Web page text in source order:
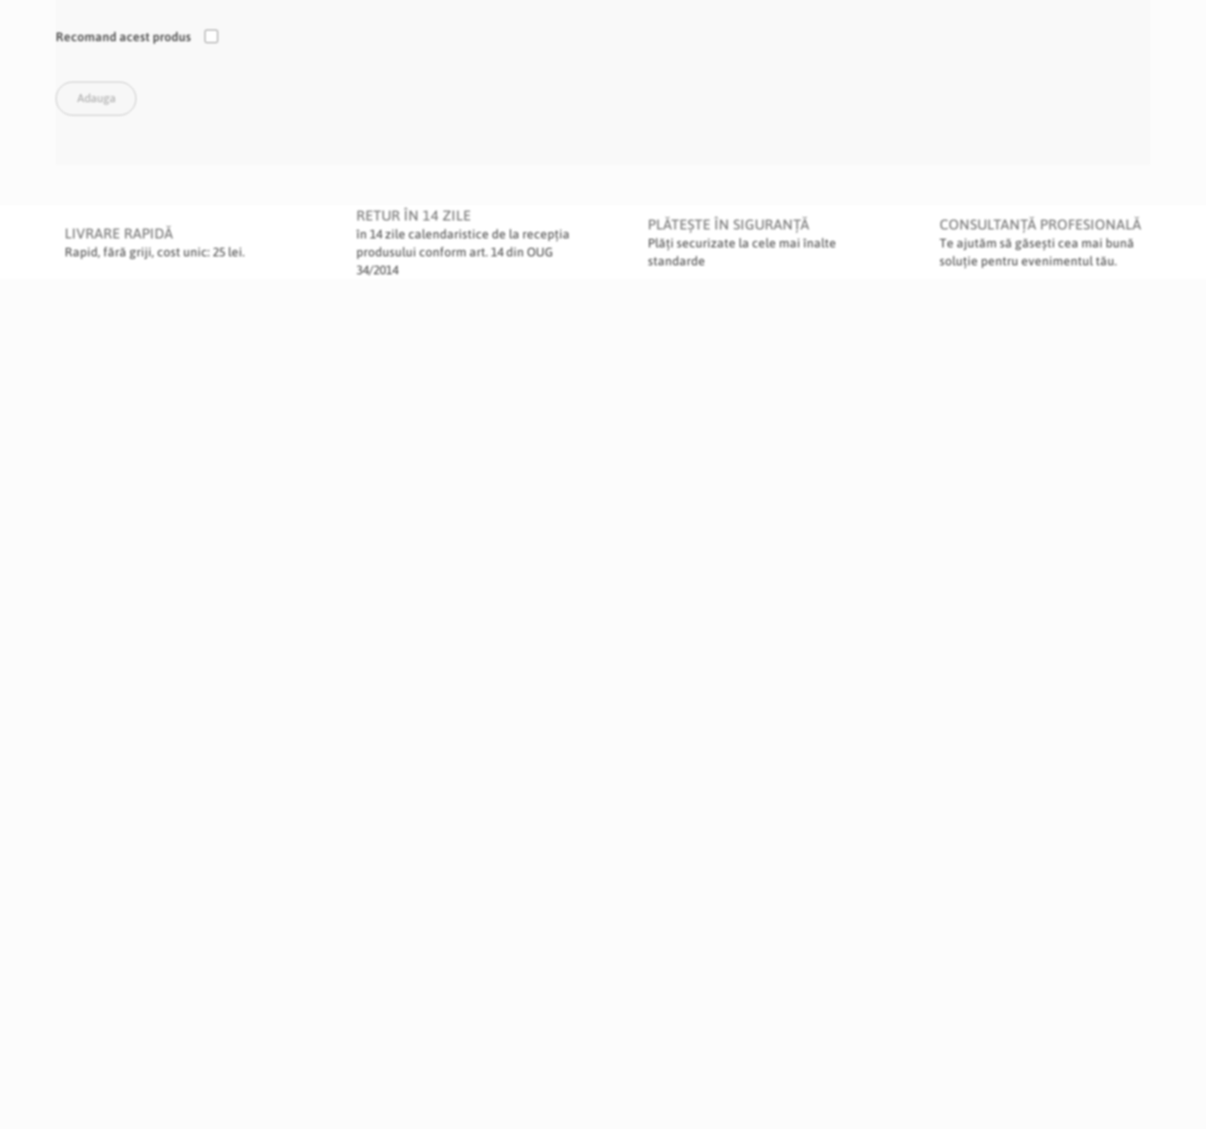
Recomand acest produs
Adauga
LIVRARE RAPIDĂ
Rapid, fără griji, cost unic: 25 lei.
RETUR ÎN 14 ZILE
în 14 zile calendaristice de la recepția
produsului conform art. 14 din OUG
34/2014
PLĂTEȘTE ÎN SIGURANȚĂ
Plăți securizate la cele mai înalte
standarde
CONSULTANȚĂ PROFESIONALĂ
Te ajutăm să găsești cea mai bună
soluție pentru evenimentul tău.